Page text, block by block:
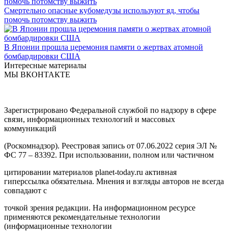
Смертельно опасные кубомедузы используют яд, чтобы
помочь потомству выжить
В Японии прошла церемония памяти о жертвах атомной
бомбардировки США
Интересные материалы
МЫ ВКОНТАКТЕ
Зарегистрировано Федеральной службой по надзору в сфере
связи, информационных технологий и массовых
коммуникаций
(Роскомнадзор). Реестровая запись от 07.06.2022 серия ЭЛ №
ФС 77 – 83392. При использовании, полном или частичном
цитировании материалов planet-today.ru активная
гиперссылка обязательна. Мнения и взгляды авторов не всегда
совпадают с
точкой зрения редакции. На информационном ресурсе
применяются рекомендательные технологии
(информационные технологии